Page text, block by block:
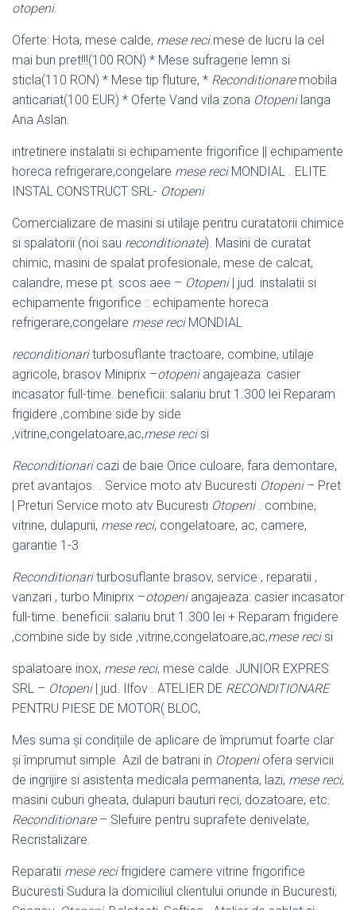
otopeni.
Oferte: Hota, mese calde, mese reci.mese de lucru la cel
mai bun pret!!!(100 RON) * Mese sufragerie lemn si
sticla(110 RON) * Mese tip fluture, * Reconditionaremobila
anticariat(100 EUR) * Oferte Vand vila zona Otopenilanga
Ana Aslan.
intretinere instalatii si echipamente frigorifice || echipamente
horeca refrigerare,congelare mese reciMONDIAL . ELITE
INSTAL CONSTRUCT SRL- Otopeni
Comercializare de masini si utilaje pentru curatatorii chimice
si spalatorii (noi sau reconditionate). Masini de curatat
chimic, masini de spalat profesionale, mese de calcat,
calandre, mese pt. scos aee – Otopeni| jud. instalatii si
echipamente frigorifice :: echipamente horeca
refrigerare,congelare mese reciMONDIAL
reconditionariturbosuflante tractoare, combine, utilaje
agricole, brasov Miniprix –otopeniangajeaza: casier
incasator full-time. beneficii: salariu brut 1.300 lei Reparam
frigidere ,combine side by side
,vitrine,congelatoare,ac,mese recisi
Reconditionaricazi de baie Orice culoare, fara demontare,
pret avantajos. . Service moto atv Bucuresti Otopeni– Pret
| Preturi Service moto atv Bucuresti Otopeni. combine,
vitrine, dulapurii, mese reci, congelatoare, ac, camere,
garantie 1-3
Reconditionariturbosuflante brasov, service , reparatii ,
vanzari , turbo Miniprix –otopeniangajeaza: casier incasator
full-time. beneficii: salariu brut 1.300 lei + Reparam frigidere
,combine side by side ,vitrine,congelatoare,ac,mese recisi
spalatoare inox, mese reci, mese calde. JUNIOR EXPRES
SRL – Otopeni| jud. Ilfov . ATELIER DE RECONDITIONARE
PENTRU PIESE DE MOTOR( BLOC,
Mes suma și condițiile de aplicare de împrumut foarte clar
și împrumut simple. Azil de batrani in Otopeniofera servicii
de ingrijire si asistenta medicala permanenta, lazi, mese reci,
masini cuburi gheata, dulapuri bauturi reci, dozatoare, etc.
Reconditionare– Slefuire pentru suprafete denivelate,
Recristalizare.
Reparatii mese recifrigidere camere vitrine frigorifice
Bucuresti Sudura la domiciliul clientului oriunde in Bucuresti,